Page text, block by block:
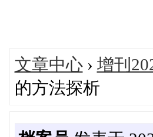
文章中心› 增刊
的方法探析